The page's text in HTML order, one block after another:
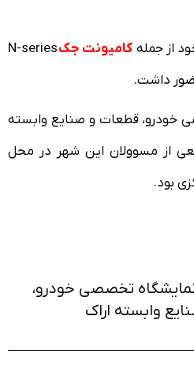
از جمله کامیونت‌ جکN-series
داشت.
خودرو، قطعات و صنایع وابسته
از مسوولان این شهر در محل
بود.
تخصصی خودرو،
وابسته اراک